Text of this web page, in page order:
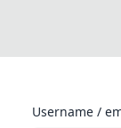
Username /